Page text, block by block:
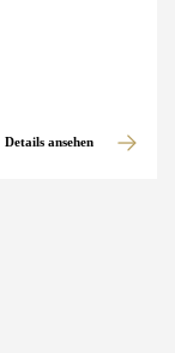
Details ansehen